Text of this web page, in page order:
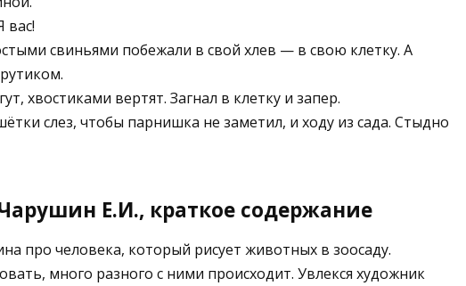
свиньями побежали в свой хлев — в свою клетку. А
хвостиками вертят. Загнал в клетку и запер.
слез, чтобы парнишка не заметил, и ходу из сада. Стыдно
Е.И., краткое содержание
про человека, который рисует животных в зоосаду.
много разного с ними происходит. Увлекся художник